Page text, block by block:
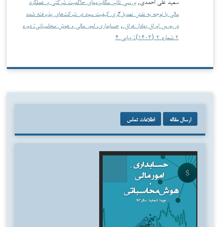
مالی با توجه به نقش تعدیل‌گری کیفیت سود در شرکت‌های پذیرفته شده
در بورس اوراق بهادار عراق , حسابداری، امور مالی و هوش محاسباتی: دوره
۲ شماره ۲ (۱۴۰۳): پیاپی ۴
ارسال مقاله اطلاعات تماس